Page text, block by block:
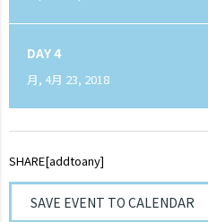
DAY 4
月, 4月 23, 2018
SHARE[addtoany]
SAVE EVENT TO CALENDAR